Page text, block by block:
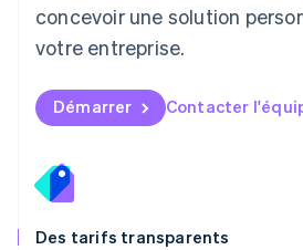
concevoir une solution
votre entreprise.
Démarrer Contacter
Des tarifs transparents
English
EspañolEnglish
English
Nouvelle-Zélande
Pays-Bas
Nederlands
English